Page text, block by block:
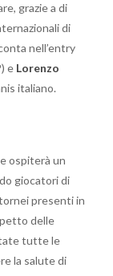
grazie a di
di
nell’entry
e Lorenzo
italiano.
ospiterà un
giocatori di
presenti in
delle
tutte le
la salute di